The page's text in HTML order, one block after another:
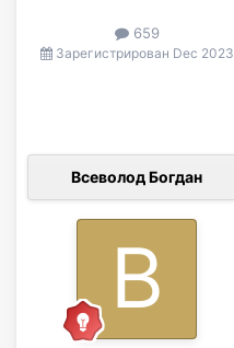
659
Зарегистрирован Dec 2023
Всеволод Богдан